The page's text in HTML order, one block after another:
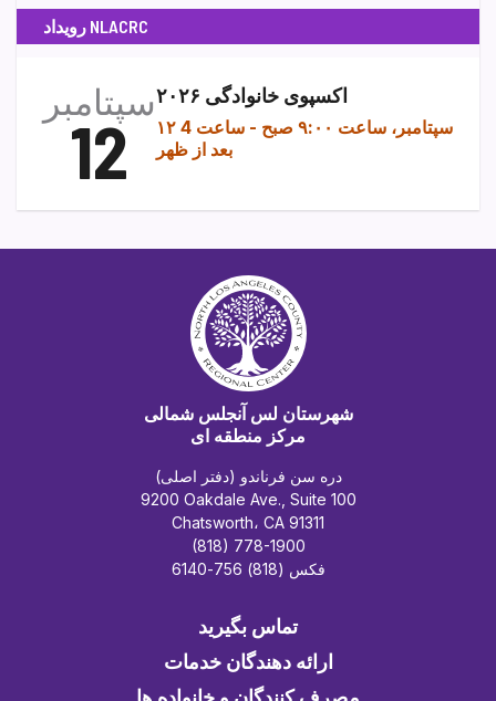
رویداد NLACRC
سپتامبر
12
اکسپوی خانوادگی ۲۰۲۶
۱۲ سپتامبر، ساعت ۹:۰۰ صبح -
ساعت 4
بعد از ظهر
شهرستان لس آنجلس شمالی
مرکز منطقه ای
دره سن فرناندو (دفتر اصلی)
9200 Oakdale Ave., Suite 100
Chatsworth، CA 91311
(818) 778-1900
فکس (818) 756-6140
تماس بگیرید
ارائه دهندگان خدمات